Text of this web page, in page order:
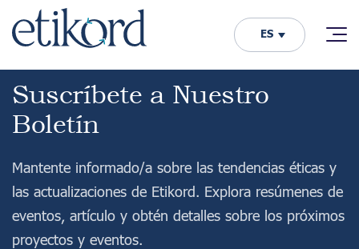
ES
Suscríbete a Nuestro
Boletín
Mantente informado/a sobre las tendencias éticas y
las actualizaciones de Etikord. Explora resúmenes de
eventos, artículo y obtén detalles sobre los próximos
proyectos y eventos.